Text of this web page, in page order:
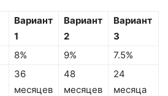
Вариант
1
Вариант
2
Вариант
3
8% 9% 7.5%
36
месяцев
48
месяцев
24
месяца